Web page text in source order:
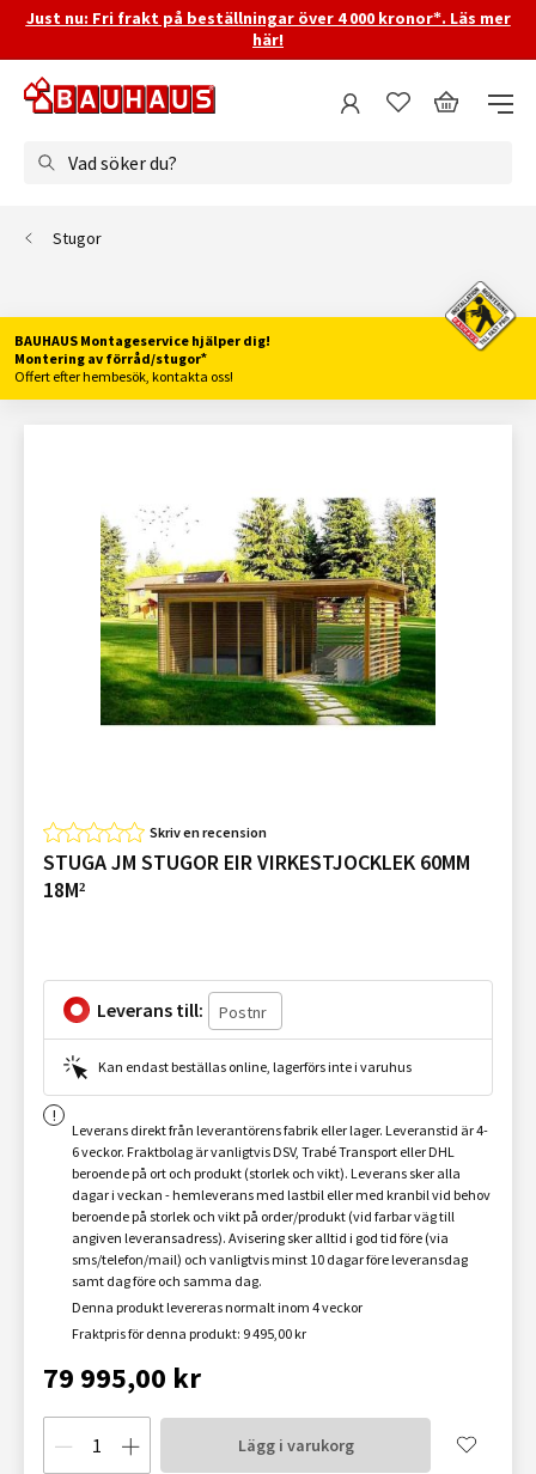
Just nu: Fri frakt på beställningar över 4 000 kronor*. Läs mer
här!
Vad söker du?
Stugor
BAUHAUS Montageservice hjälper dig!
Montering av förråd/stugor*
Offert efter hembesök, kontakta oss!
Skriv en recension
STUGA JM STUGOR EIR VIRKESTJOCKLEK 60MM
18M²
Leverans till:
Kan endast beställas online, lagerförs inte i varuhus
Leverans direkt från leverantörens fabrik eller lager. Leveranstid är 4-
6 veckor. Fraktbolag är vanligtvis DSV, Trabé Transport eller DHL
beroende på ort och produkt (storlek och vikt). Leverans sker alla
dagar i veckan - hemleverans med lastbil eller med kranbil vid behov
beroende på storlek och vikt på order/produkt (vid farbar väg till
angiven leveransadress). Avisering sker alltid i god tid före (via
sms/telefon/mail) och vanligtvis minst 10 dagar före leveransdag
samt dag före och samma dag.
Denna produkt levereras normalt inom 4 veckor
Fraktpris för denna produkt: 9 495,00 kr
79 995,00 kr
Lägg i varukorg